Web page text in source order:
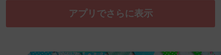
アプリでさらに表示